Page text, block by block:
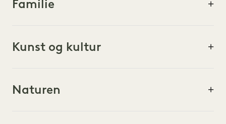
Få en rutevejledning
minutter fra centrum af Manhattan.
Familie
Kunst og kultur
Naturen